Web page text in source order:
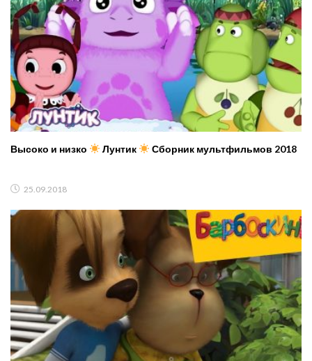
Высоко и низко Лунтик Сборник мультфильмов 2018
25.09.2018